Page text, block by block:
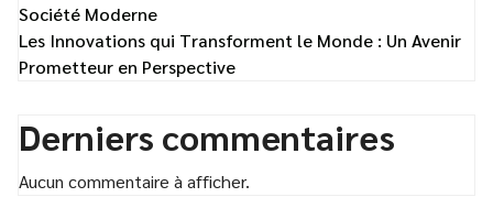
Société Moderne
Les Innovations qui Transforment le Monde : Un Avenir
Prometteur en Perspective
Derniers commentaires
Aucun commentaire à afficher.